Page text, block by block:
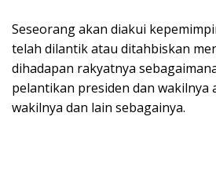
Seseorang akan diakui
telah dilantik atau ditahbiskan
dihadapan rakyatnya
pelantikan presiden dan wakilnya
wakilnya dan lain sebagainya.